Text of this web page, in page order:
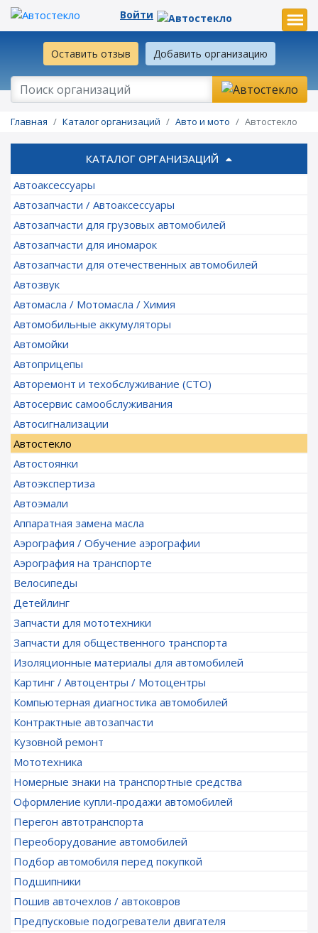
Войти
Оставить отзыв Добавить организацию
Главная Каталог организаций Авто и мото Автостекло
КАТАЛОГ ОРГАНИЗАЦИЙ
Автоаксессуары
Автозапчасти / Автоаксессуары
Автозапчасти для грузовых автомобилей
Автозапчасти для иномарок
Автозапчасти для отечественных автомобилей
Автозвук
Автомасла / Мотомасла / Химия
Автомобильные аккумуляторы
Автомойки
Автоприцепы
Авторемонт и техобслуживание (СТО)
Автосервис самообслуживания
Автосигнализации
Автостекло
Автостоянки
Автоэкспертиза
Автоэмали
Аппаратная замена масла
Аэрография / Обучение аэрографии
Аэрография на транспорте
Велосипеды
Детейлинг
Запчасти для мототехники
Запчасти для общественного транспорта
Изоляционные материалы для автомобилей
Картинг / Автоцентры / Мотоцентры
Компьютерная диагностика автомобилей
Контрактные автозапчасти
Кузовной ремонт
Мототехника
Номерные знаки на транспортные средства
Оформление купли-продажи автомобилей
Перегон автотранспорта
Переоборудование автомобилей
Подбор автомобиля перед покупкой
Подшипники
Пошив авточехлов / автоковров
Предпусковые подогреватели двигателя